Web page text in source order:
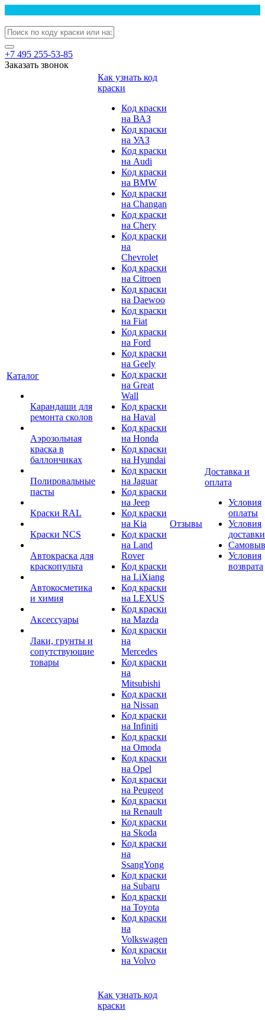
+7 495 255-53-85
Заказать звонок
Каталог
Карандаши для
ремонта сколов
Аэрозольная
краска в
баллончиках
Полировальные
пасты
Краски RAL
Краски NCS
Автокраска для
краскопульта
Автокосметика
и химия
Аксессуары
Лаки, грунты и
сопутствующие
товары
Как узнать код
краски
Код краски
на ВАЗ
Код краски
на УАЗ
Код краски
на Audi
Код краски
на BMW
Код краски
на Changan
Код краски
на Chery
Код краски
на
Chevrolet
Код краски
на Citroen
Код краски
на Daewoo
Код краски
на Fiat
Код краски
на Ford
Код краски
на Geely
Код краски
на Great
Wall
Код краски
на Haval
Код краски
на Honda
Код краски
на Hyundai
Код краски
на Jaguar
Код краски
на Jeep
Код краски
на Kia
Код краски
на Land
Rover
Код краски
на LiXiang
Код краски
на LEXUS
Код краски
на Mazda
Код краски
на
Mercedes
Код краски
на
Mitsubishi
Код краски
на Nissan
Код краски
на Infiniti
Код краски
на Omoda
Код краски
на Opel
Код краски
на Peugeot
Код краски
на Renault
Код краски
на Skoda
Код краски
на
SsangYong
Код краски
на Subaru
Код краски
на Toyota
Код краски
на
Volkswagen
Код краски
на Volvo
Отзывы
Доставка и
оплата
Условия
оплаты
Условия
доставки
Условия
возврата
Как узнать код
краски